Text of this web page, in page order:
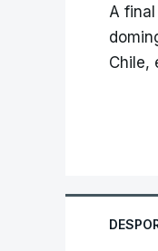
A
Chile,